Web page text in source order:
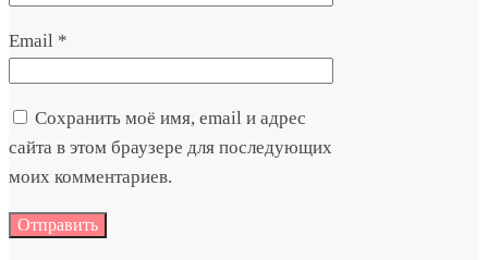
Email *
Сохранить моё имя, email и адрес
сайта в этом браузере для последующих
моих комментариев.